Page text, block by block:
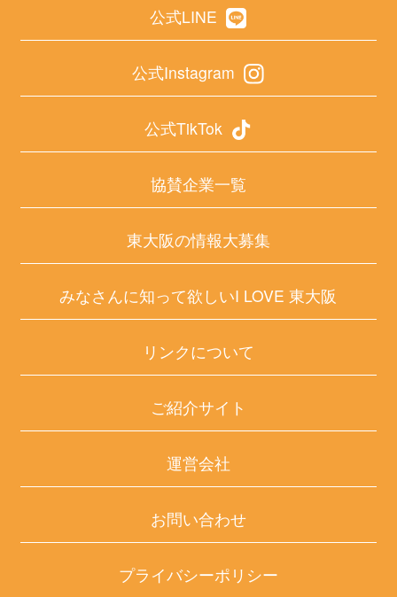
公式LINE
公式Instagram
公式TikTok
協賛企業一覧
東大阪の情報大募集
みなさんに知って欲しいI LOVE 東大阪
リンクについて
ご紹介サイト
運営会社
お問い合わせ
プライバシーポリシー